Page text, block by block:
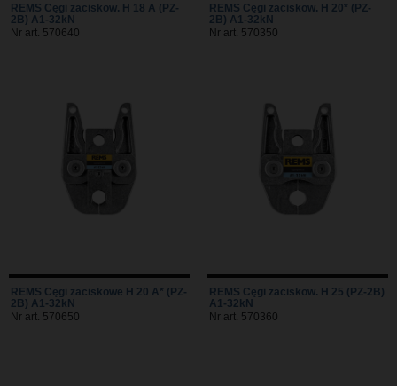
REMS Cęgi zaciskow. H 18 A (PZ-
2B) A1-32kN
Nr art. 570640
REMS Cęgi zaciskow. H 20* (PZ-
2B) A1-32kN
Nr art. 570350
REMS Cęgi zaciskowe H 20 A* (PZ-
2B) A1-32kN
Nr art. 570650
REMS Cęgi zaciskow. H 25 (PZ-2B)
A1-32kN
Nr art. 570360